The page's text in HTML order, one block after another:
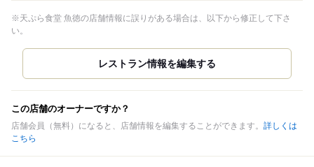
※天ぷら食堂 魚徳の店舗情報に誤りがある場合は、以下から修正して下さ
い。
この店舗のオーナーですか？
店舗会員（無料）になると、店舗情報を編集することができます。 詳しくは
こちら